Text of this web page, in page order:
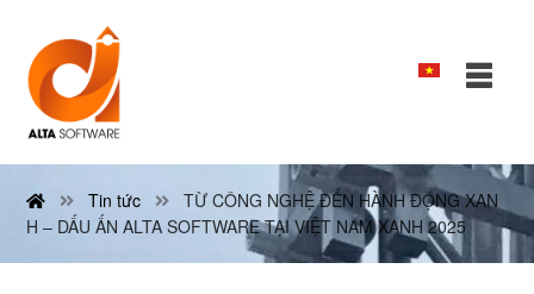
Tin tức
TỪ CÔNG NGHỆ ĐẾN HÀNH ĐỘNG XAN
H – DẤU ẤN ALTA SOFTWARE TẠI VIỆT NAM XANH 2025